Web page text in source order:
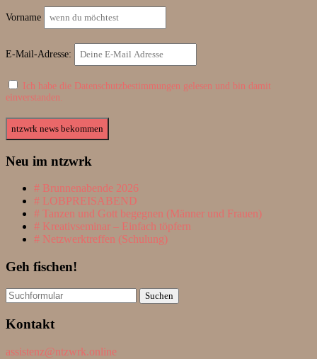
Vorname
E-Mail-Adresse:
Ich habe die Datenschutzbestimmungen gelesen und bin damit
einverstanden.
Neu im ntzwrk
Brunnenabende 2026
LOBPREISABEND
Tanzen und Gott begegnen (Männer und Frauen)
Kreativseminar – Einfach töpfern
Netzwerktreffen (Schulung)
Geh fischen!
Suchen
nach:
Kontakt
assistenz@ntzwrk.online